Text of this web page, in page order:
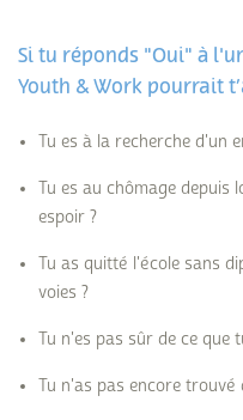
Si tu réponds "Oui" à
Youth & Work pourrait
Tu es à la recherche d'un
Tu es au chômage depuis
espoir ?
Tu as quitté l'école sans
voies ?
Tu n'es pas sûr de ce que
Tu n'as pas encore trouvé